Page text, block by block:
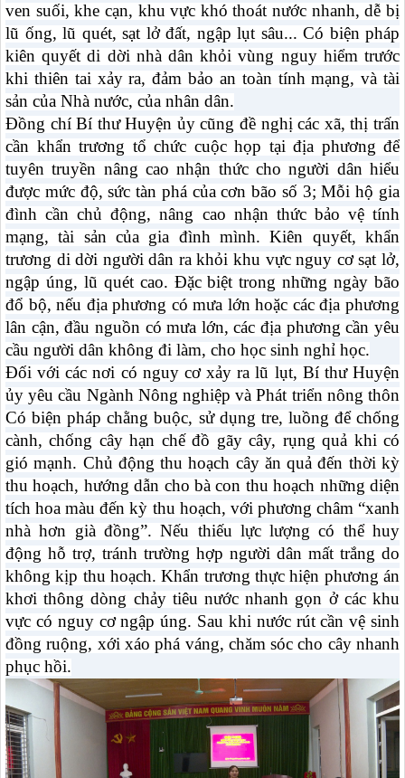
ven suối, khe cạn, khu vực khó thoát nước nhanh, dễ bị
lũ ống, lũ quét, sạt lở đất, ngập lụt sâu... Có biện pháp
kiên quyết di dời nhà dân khỏi vùng nguy hiểm trước
khi thiên tai xảy ra, đảm bảo an toàn tính mạng, và tài
sản của Nhà nước, của nhân dân.
Đồng chí Bí thư Huyện ủy cũng đề nghị các xã, thị trấn
cần khẩn trương tổ chức cuộc họp tại địa phương để
tuyên truyền nâng cao nhận thức cho người dân hiểu
được mức độ, sức tàn phá của cơn bão số 3; Mỗi hộ gia
đình cần chủ động, nâng cao nhận thức bảo vệ tính
mạng, tài sản của gia đình mình. Kiên quyết, khẩn
trương di dời người dân ra khỏi khu vực nguy cơ sạt lở,
ngập úng, lũ quét cao. Đặc biệt trong những ngày bão
đổ bộ, nếu địa phương có mưa lớn hoặc các địa phương
lân cận, đầu nguồn có mưa lớn, các địa phương cần yêu
cầu người dân không đi làm, cho học sinh nghỉ học.
Đối với các nơi có nguy cơ xảy ra lũ lụt, Bí thư Huyện
ủy yêu cầu Ngành Nông nghiệp và Phát triển nông thôn
Có biện pháp chằng buộc, sử dụng tre, luồng để chống
cành, chống cây hạn chế đồ gãy cây, rụng quả khi có
gió mạnh. Chủ động thu hoạch cây ăn quả đến thời kỳ
thu hoạch, hướng dẫn cho bà con thu hoạch những diện
tích hoa màu đến kỳ thu hoạch, với phương châm “xanh
nhà hơn già đồng”. Nếu thiếu lực lượng có thể huy
động hỗ trợ, tránh trường hợp người dân mất trắng do
không kịp thu hoạch. Khẩn trương thực hiện phương án
khơi thông dòng chảy tiêu nước nhanh gọn ở các khu
vực có nguy cơ ngập úng. Sau khi nước rút cần vệ sinh
đồng ruộng, xới xáo phá váng, chăm sóc cho cây nhanh
phục hồi.